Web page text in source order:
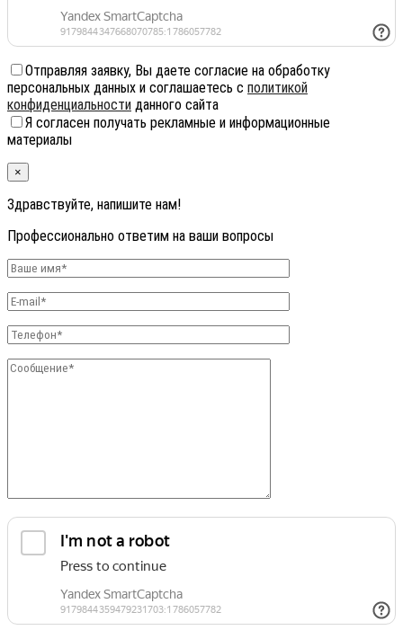
Отправляя заявку, Вы даете согласие на обработку
персональных данных и соглашаетесь с политикой
конфиденциальности данного сайта
Я согласен получать рекламные и информационные
материалы
×
Здравствуйте, напишите нам!
Профессионально ответим на ваши вопросы